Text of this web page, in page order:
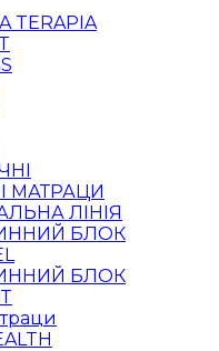
TERAPIA
МАТРАЦИ
ЛІНІЯ
БЛОК
БЛОК